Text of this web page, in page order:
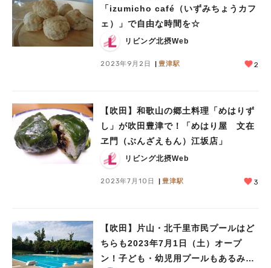
「izumicho café（いずみちょうカフ
ェ）」で自由な時間を☆
リビング北摂Web
2023年9月2日 豊津駅 2
【吹田】和歌山の郷土料理「めはりず
し」が吹田豊津で！「めはり屋 文在
ヱ門（ぶんざえもん）江坂店」
リビング北摂Web
2023年7月10日 豊津駅 3
【吹田】片山・北千里市民プールはど
ちらも2023年7月1日（土）オープ
ン！子ども・幼児用プールもあるみた